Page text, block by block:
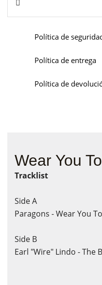
Política de
Política de entrega
Política de
Wear You
Tracklist
Side A
Paragons -Wear You
Side B
Earl "Wire" Lindo -The